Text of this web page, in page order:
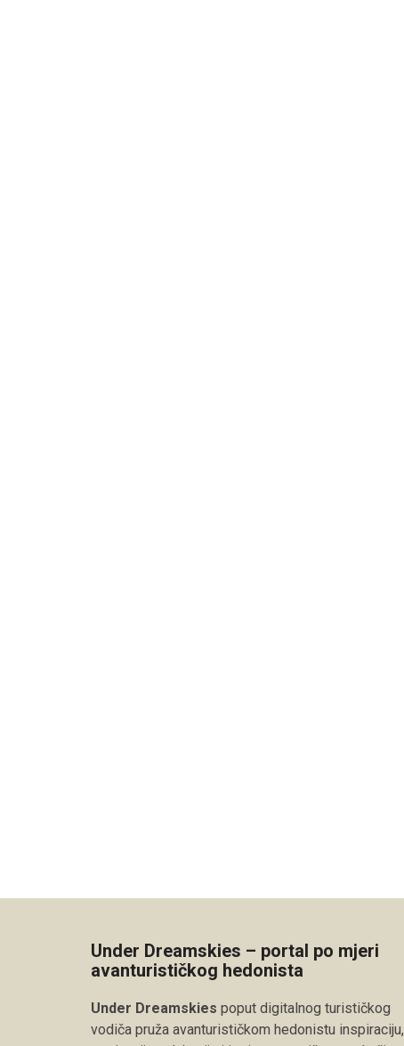
Under Dreamskies – portal po mjeri
avanturističkog hedonista
Under Dreamskies poput digitalnog turističkog
vodiča pruža avanturističkom hedonistu inspiraciju,